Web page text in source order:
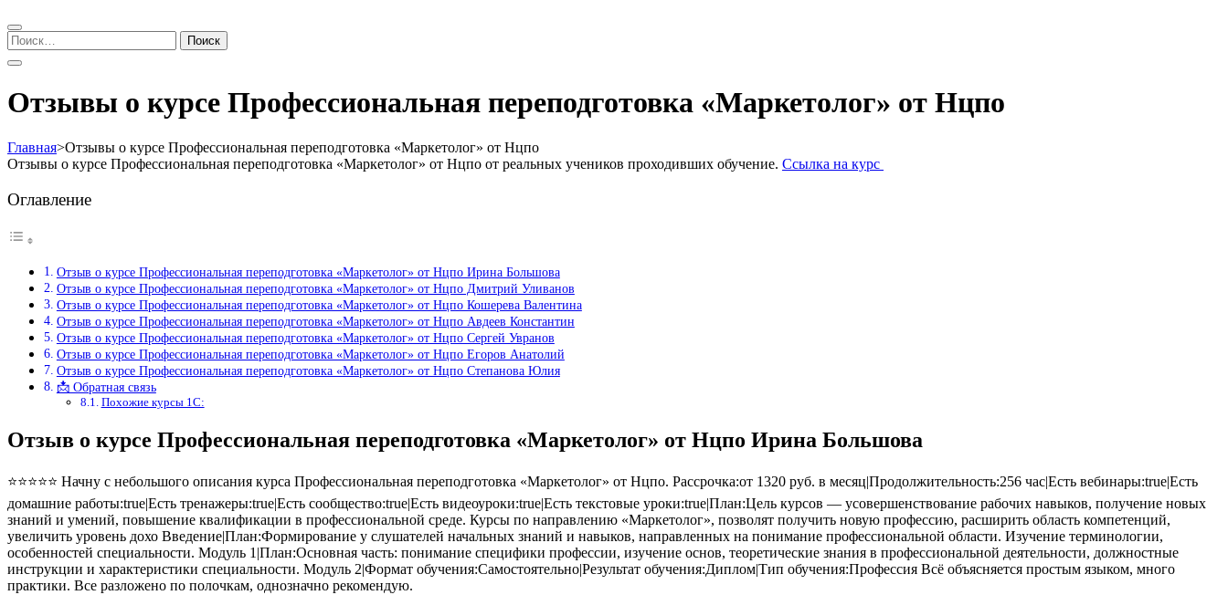
Найти:
Отзывы о курсе Профессиональная переподготовка «Маркетолог» от Нцпо
Главная>Отзывы о курсе Профессиональная переподготовка «Маркетолог» от Нцпо
Отзывы о курсе Профессиональная переподготовка «Маркетолог» от Нцпо от реальных учеников проходивших обучение. Ссылка на курс
Оглавление
Отзыв о курсе Профессиональная переподготовка «Маркетолог» от Нцпо Ирина Большова
Отзыв о курсе Профессиональная переподготовка «Маркетолог» от Нцпо Дмитрий Уливанов
Отзыв о курсе Профессиональная переподготовка «Маркетолог» от Нцпо Кошерева Валентина
Отзыв о курсе Профессиональная переподготовка «Маркетолог» от Нцпо Авдеев Константин
Отзыв о курсе Профессиональная переподготовка «Маркетолог» от Нцпо Сергей Увранов
Отзыв о курсе Профессиональная переподготовка «Маркетолог» от Нцпо Егоров Анатолий
Отзыв о курсе Профессиональная переподготовка «Маркетолог» от Нцпо Степанова Юлия
📩 Обратная связь
Похожие курсы 1С:
Отзыв о курсе Профессиональная переподготовка «Маркетолог» от Нцпо Ирина Большова
⭐⭐⭐⭐⭐ Начну с небольшого описания курса Профессиональная переподготовка «Маркетолог» от Нцпо. Рассрочка:от 1320 руб. в месяц|Продолжительность:256 час|Есть вебинары:true|Есть
домашние работы:true|Есть тренажеры:true|Есть сообщество:true|Есть видеоуроки:true|Есть текстовые уроки:true|План:Цель курсов — усовершенствование рабочих навыков, получение новых
знаний и умений, повышение квалификации в профессиональной среде. Курсы по направлению «Маркетолог», позволят получить новую профессию, расширить область компетенций,
увеличить уровень дохо Введение|План:Формирование у слушателей начальных знаний и навыков, направленных на понимание профессиональной области. Изучение терминологии,
особенностей специальности. Модуль 1|План:Основная часть: понимание специфики профессии, изучение основ, теоретические знания в профессиональной деятельности, должностные
инструкции и характеристики специальности. Модуль 2|Формат обучения:Самостоятельно|Результат обучения:Диплом|Тип обучения:Профессия Всё объясняется простым языком, много
практики. Все разложено по полочкам, однозначно рекомендую.